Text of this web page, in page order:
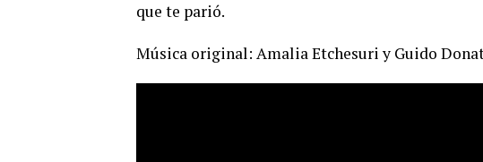
que te parió.
Música original: Amalia Etchesuri y Guido